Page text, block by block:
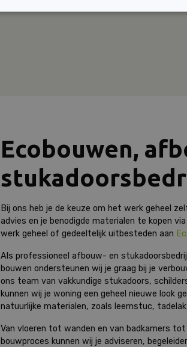
Ecobouwen,
Bij ons heb je de keuze om het werk geheel
advies en je benodigde materialen te kopen
werk geheel of gedeeltelijk uitbesteden aan
Als professioneel afbouw- en
bouwen ondersteunen wij je graag bij je
ons team van vakkundige stukadoors,
kunnen wij je woning een geheel nieuwe look
natuurlijke materialen, zoals leemstuc,
Van vloeren tot wanden en van badkamers
bouwproces kunnen wij je adviseren,